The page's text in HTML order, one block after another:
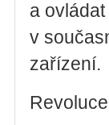
a
v
zařízení.